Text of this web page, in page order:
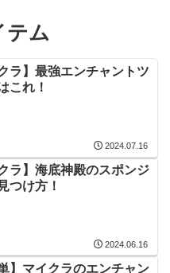
テム
ラ】最強エンチャントツ
これ！
2024.07.16
ラ】海底神殿のスポンジ
つけ方！
2024.06.16
】マイクラのエンチャン